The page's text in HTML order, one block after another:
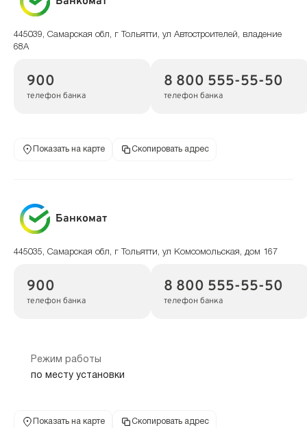
445039, Самарская обл, г Тольятти, ул Автостроителей, владение
68А
900
телефон банка
8 800 555-55-50
телефон банка
Показать на карте Скопировать адрес
Банкомат
445035, Самарская обл, г Тольятти, ул Комсомольская, дом 167
900
телефон банка
8 800 555-55-50
телефон банка
Режим работы
по месту установки
Показать на карте Скопировать адрес